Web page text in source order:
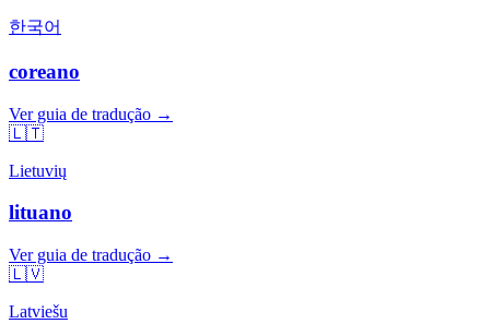
한국어
coreano
Ver guia de tradução →
🇱🇹
Lietuvių
lituano
Ver guia de tradução →
🇱🇻
Latviešu